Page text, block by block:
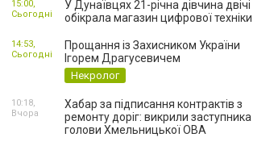
У Дунаївцях 21-річна дівчина двічі
обікрала магазин цифрової техніки
15:00,
Сьогодні
Прощання із Захисником України
Ігорем Драгусевичем
Некролог
14:53,
Сьогодні
Хабар за підписання контрактів з
ремонту доріг: викрили заступника
голови Хмельницької ОВА
10:18,
Вчора